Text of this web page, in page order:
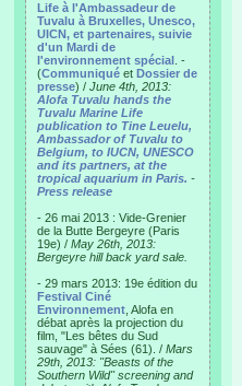
Life à l'Ambassadeur de
Tuvalu à Bruxelles, Unesco,
UICN, et partenaires, suivie
d'un Mardi de
l'environnement spécial . -
(Communiqué et Dossier de
presse) / June 4th, 2013:
Alofa Tuvalu hands the
Tuvalu Marine Life
publication to Tine Leuelu,
Ambassador of Tuvalu to
Belgium, to IUCN, UNESCO
and its partners, at the
tropical aquarium in Paris. -
Press release
- 26 mai 2013 : Vide-Grenier
de la Butte Bergeyre (Paris
19e) / May 26th, 2013:
Bergeyre hill back yard sale.
- 29 mars 2013: 19e édition du
Festival Ciné
Environnement , Alofa en
débat après la projection du
film, "Les bêtes du Sud
sauvage" à Sées (61). / Mars
29th, 2013: "Beasts of the
Southern Wild" screening and